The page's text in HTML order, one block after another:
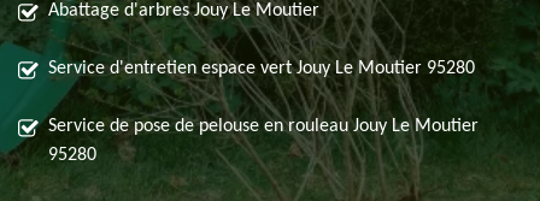
Abattage d'arbres Jouy Le Moutier
Service d'entretien espace vert Jouy Le Moutier 95280
Service de pose de pelouse en rouleau Jouy Le Moutier
95280